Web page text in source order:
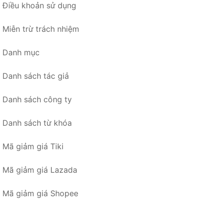
Điều khoản sử dụng
Miễn trừ trách nhiệm
Danh mục
Danh sách tác giả
Danh sách công ty
Danh sách từ khóa
Mã giảm giá Tiki
Mã giảm giá Lazada
Mã giảm giá Shopee